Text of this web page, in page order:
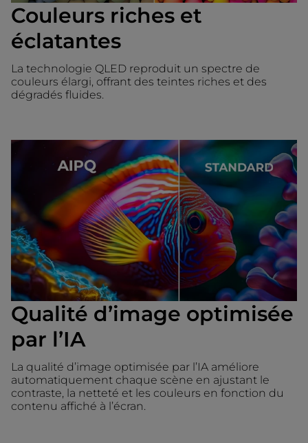
Couleurs riches et
éclatantes
La technologie QLED reproduit un spectre de
couleurs élargi, offrant des teintes riches et des
dégradés fluides.
Qualité d’image optimisée
par l’IA
La qualité d’image optimisée par l’IA améliore
automatiquement chaque scène en ajustant le
contraste, la netteté et les couleurs en fonction du
contenu affiché à l’écran.